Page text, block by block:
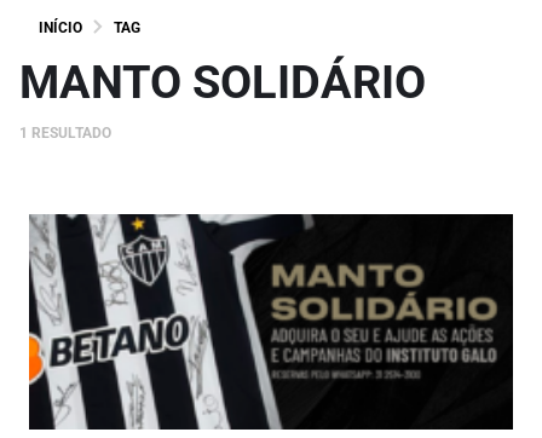
INÍCIO TAG
MANTO SOLIDÁRIO
1 RESULTADO